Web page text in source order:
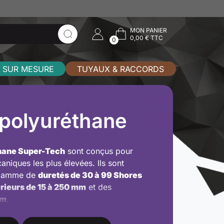
0
MON PANIER
0,00 € TTC
MESURE TUYAUX & RACCORDS
Super-Tech sont conçus pour
les plus élevées. Ils sont
de duretés de 30 à 99 Shores
de 15 à 250 mm et des
.
de réduire le poids tout en